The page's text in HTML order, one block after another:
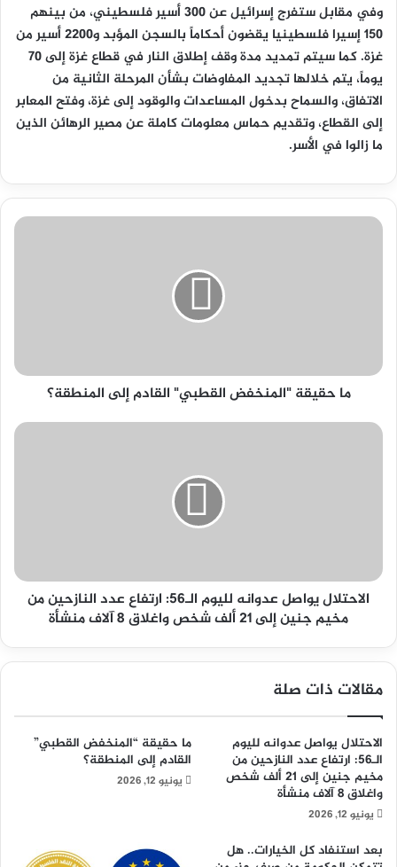
وفي مقابل ستفرج إسرائيل عن 300 أسير فلسطيني، من بينهم
150 إسيرا فلسطينيا يقضون أحكاماً بالسجن المؤبد و2200 أسير من
غزة. كما سيتم تمديد مدة وقف إطلاق النار في قطاع غزة إلى 70
يوماً، يتم خلالها تجديد المفاوضات بشأن المرحلة الثانية من
الاتفاق، والسماح بدخول المساعدات والوقود إلى غزة، وفتح المعابر
إلى القطاع، وتقديم حماس معلومات كاملة عن مصير الرهائن الذين
ما زالوا في الأسر.
ما
ما حقيقة "المنخفض القطبي" القادم إلى المنطقة؟
الاحتلال
من
مخيم
21
شخص
آلاف
منشأة
الاحتلال يواصل عدوانه لليوم الـ56: ارتفاع عدد النازحين من
مخيم جنين إلى 21 ألف شخص واغلاق 8 آلاف منشأة
مقالات ذات صلة
الاحتلال يواصل عدوانه لليوم
الـ56: ارتفاع عدد النازحين من
مخيم جنين إلى 21 ألف شخص
واغلاق 8 آلاف منشأة
يونيو 12, 2026
ما حقيقة “المنخفض القطبي”
القادم إلى المنطقة؟
يونيو 12, 2026
بعد استنفاد كل الخيارات.. هل